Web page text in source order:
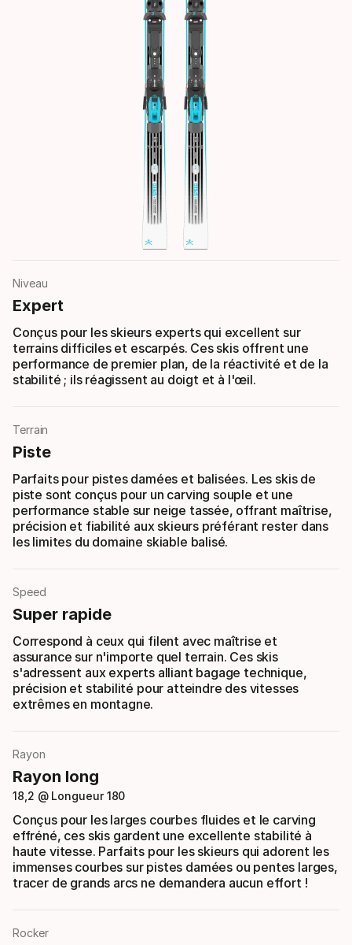
Niveau
Expert
Conçus pour les skieurs experts qui excellent sur
terrains difficiles et escarpés. Ces skis offrent une
performance de premier plan, de la réactivité et de la
stabilité ; ils réagissent au doigt et à l'œil.
Terrain
Piste
Parfaits pour pistes damées et balisées. Les skis de
piste sont conçus pour un carving souple et une
performance stable sur neige tassée, offrant maîtrise,
précision et fiabilité aux skieurs préférant rester dans
les limites du domaine skiable balisé.
Speed
Super rapide
Correspond à ceux qui filent avec maîtrise et
assurance sur n'importe quel terrain. Ces skis
s'adressent aux experts alliant bagage technique,
précision et stabilité pour atteindre des vitesses
extrêmes en montagne.
Rayon
Rayon long
18,2 @ Longueur 180
Conçus pour les larges courbes fluides et le carving
effréné, ces skis gardent une excellente stabilité à
haute vitesse. Parfaits pour les skieurs qui adorent les
immenses courbes sur pistes damées ou pentes larges,
tracer de grands arcs ne demandera aucun effort !
Rocker